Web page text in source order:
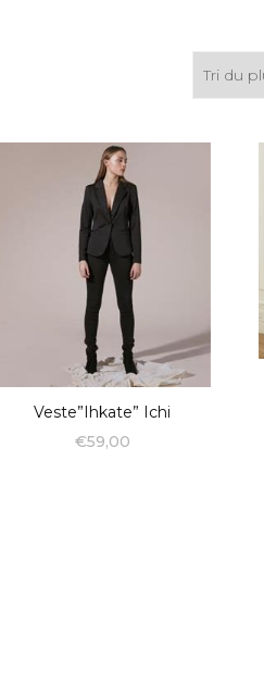
Veste”Ihkate” Ichi
€59,00